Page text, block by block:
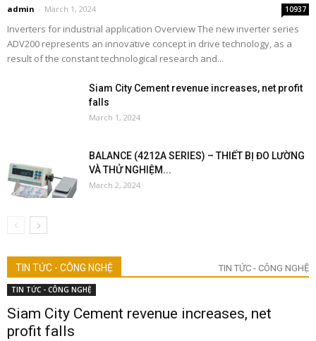
admin - March 1, 2024 10937
Inverters for industrial application Overview The new inverter series
ADV200 represents an innovative concept in drive technology, as a
result of the constant technological research and...
Siam City Cement revenue increases, net profit
falls
March 1, 2024
BALANCE (4212A SERIES) – THIẾT BỊ ĐO LƯỜNG
VÀ THỬ NGHIỆM...
March 2, 2024
TIN TỨC - CÔNG NGHỆ TIN TỨC - CÔNG NGHỆ
TIN TỨC - CÔNG NGHỆ
Siam City Cement revenue increases, net
profit falls